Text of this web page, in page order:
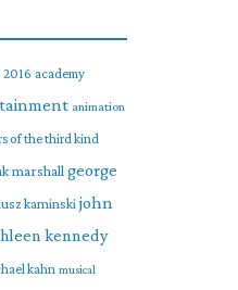
2016 academy
animation
of the third kind
marshall george
kaminski john
kennedy
kahn musical